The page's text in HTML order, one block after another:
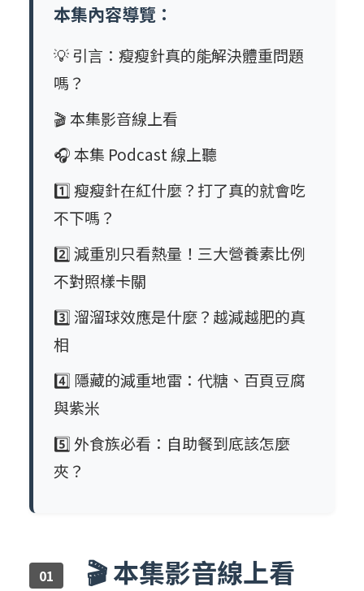
本集內容導覽：
💡 引言：瘦瘦針真的能解決體重問題
嗎？
🎬 本集影音線上看
🎧 本集 Podcast 線上聽
1️⃣ 瘦瘦針在紅什麼？打了真的就會吃
不下嗎？
2️⃣ 減重別只看熱量！三大營養素比例
不對照樣卡關
3️⃣ 溜溜球效應是什麼？越減越肥的真
相
4️⃣ 隱藏的減重地雷：代糖、百頁豆腐
與紫米
5️⃣ 外食族必看：自助餐到底該怎麼
夾？
🎬 本集影音線上看